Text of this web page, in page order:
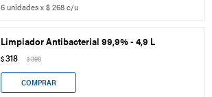
6 unidades x $ 268 c/u
Limpiador Antibacterial 99,9% - 4,9 L
$318 $398